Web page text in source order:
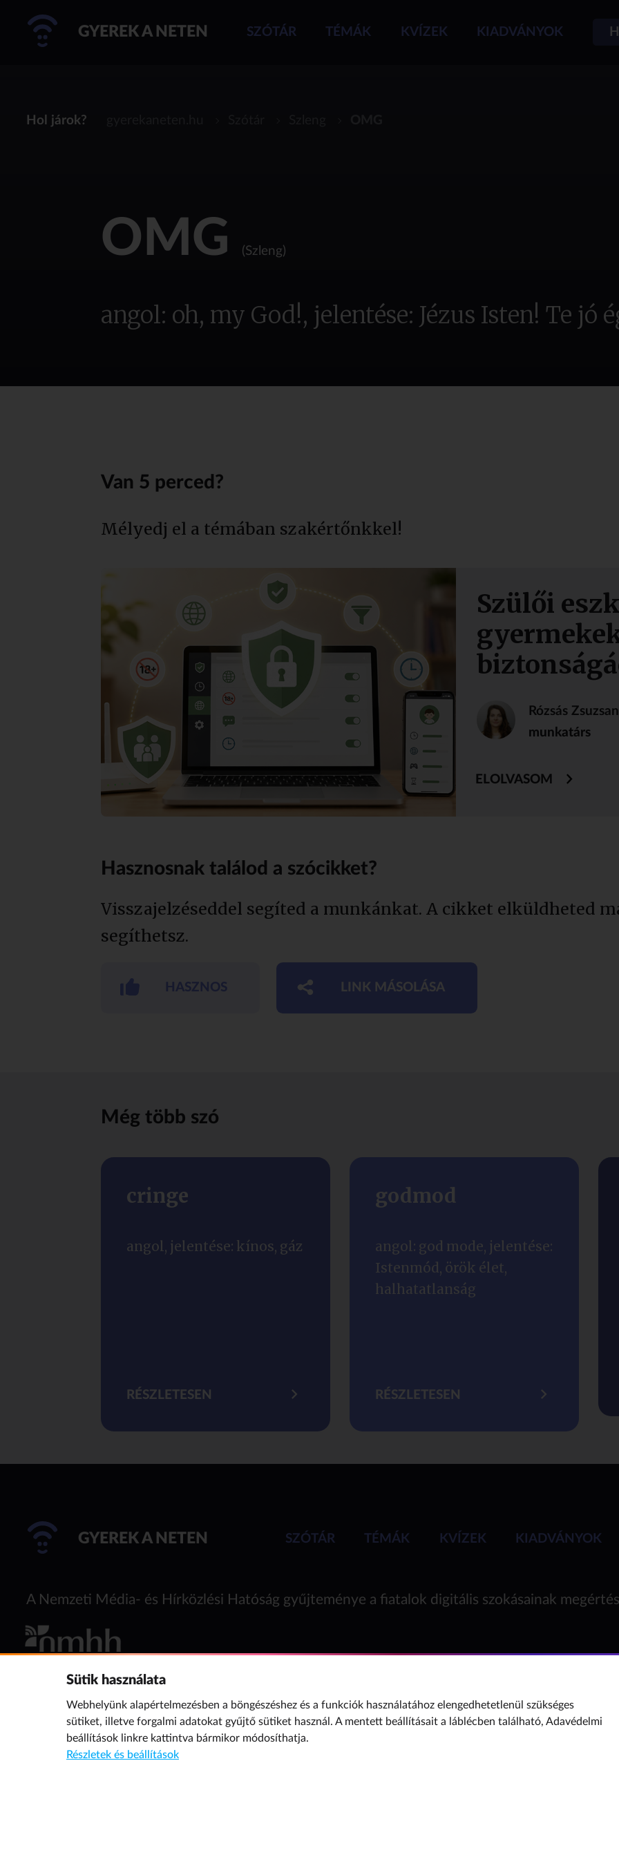
GYEREK A NETEN SZÓTÁR TÉMÁK KVÍZEK KIADVÁNYOK
Hol járok?
OMG (Szleng)
angol: oh, my God!, jelentése: Jézus Isten! Te jó
Van 5 perced?
Mélyedj el a témában szakértőnkkel!
Szülői
Rózsás
munkatárs
ELOLVASOM
Hasznosnak találod a szócikket?
Visszajelzéseddel segíted a munkánkat. A cikket elküldheted
segíthetsz.
HASZNOS LINK MÁSOLÁSA
Még több szó
cringe
angol, jelentése: kínos, gáz
RÉSZLETESEN
godmod
angol: god mode, jelentése:
Istenmód, örök élet,
halhatatlanság
RÉSZLETESEN
GYEREK A NETEN SZÓTÁR TÉMÁK KVÍZEK KIADVÁNYOK
A Nemzeti Média- és Hírközlési Hatóság gyűjteménye a fiatalok digitális szokásainak
További oldalaink a témában
Sütik használata
Webhelyünk alapértelmezésben a böngészéshez és a funkciók használatához elengedhetetlenül szükséges
sütiket, illetve forgalmi adatokat gyűjtő sütiket használ. A mentett beállításait a láblécben található, Adavédelmi
beállítások linkre kattintva bármikor módosíthatja.
Részletek és beállítások